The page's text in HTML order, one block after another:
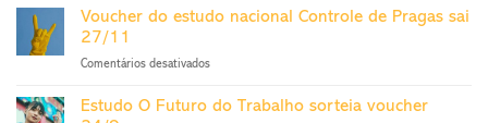
é
em
bióloga,
Voucher do estudo nacional Controle de Pragas sai
27/11
Comentários desativadosem
do
Estudo O Futuro do Trabalho sorteia voucher